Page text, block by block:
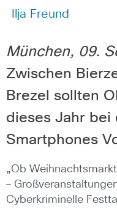
Ilja Freund
München, 09.
Zwischen
Brezel sollten
dieses Jahr bei
Smartphones
„Ob
–
Cyberkriminelle